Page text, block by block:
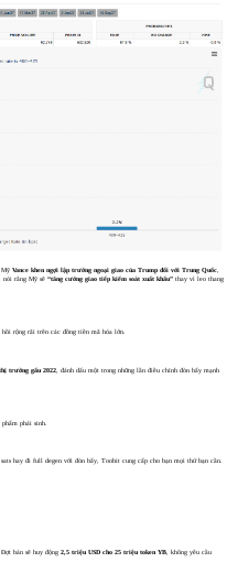
Mỹ Vance khen ngợi lập trường ngoại giao của Trump đối với Trung Quốc,
nói rằng Mỹ sẽ “tăng cường giao tiếp kiểm soát xuất khẩu”thay vì leo thang
rộng rãi trên các đồng tiền mã hóa lớn.
trường gấu 2022, đánh dấu một trong những lần điều chỉnh đòn bẩy mạnh
phái sinh.
hay đi full degen với đòn bẩy, Toobit cung cấp cho bạn mọi thứ bạn cần.
bán sẽ huy động 2,5 triệu USD cho 25 triệu token YB, không yêu cầu